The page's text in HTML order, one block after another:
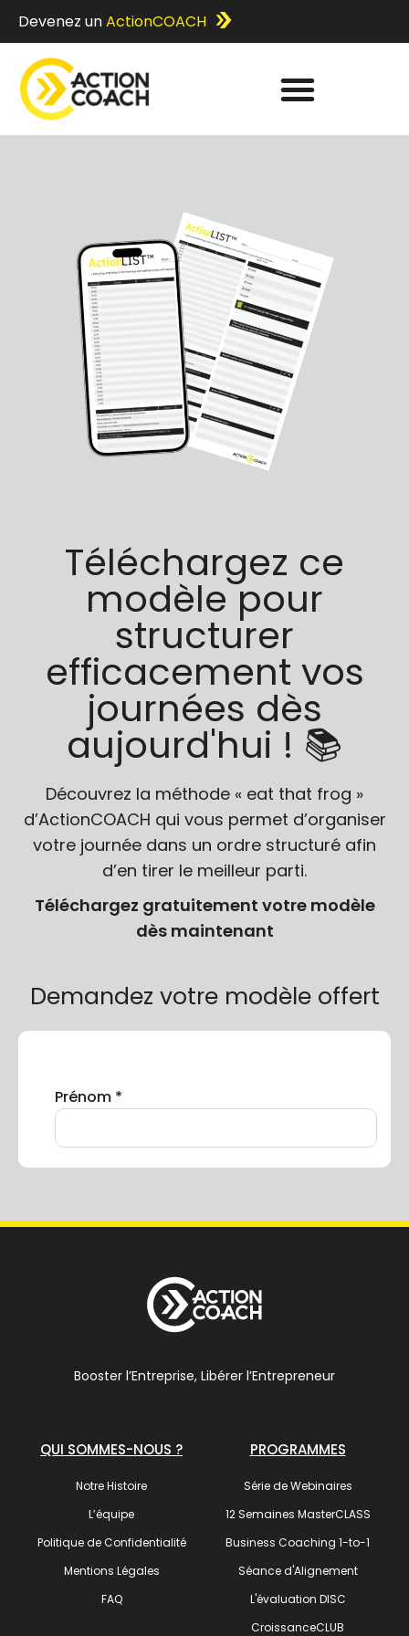
Devenez unActionCOACH
Téléchargez ce
modèle pour
structurer
efficacement vos
journées dès
aujourd'hui ! 📚
Découvrez la méthode « eat that frog »
d’ActionCOACH qui vous permet d’organiser
votre journée dans un ordre structuré afin
d’en tirer le meilleur parti.
Téléchargez gratuitement votre modèle
dès maintenant
Demandez votre modèle offert
Booster l’Entreprise, Libérer l’Entrepreneur
QUI SOMMES-NOUS ?
Notre Histoire
L’équipe
Politique de Confidentialité
Mentions Légales
FAQ
PROGRAMMES
Série de Webinaires
12 Semaines MasterCLASS
Business Coaching 1-to-1
Séance d'Alignement
L'évaluation DISC
CroissanceCLUB